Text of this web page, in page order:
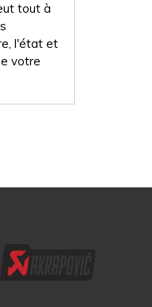
tout à
l'état et
votre